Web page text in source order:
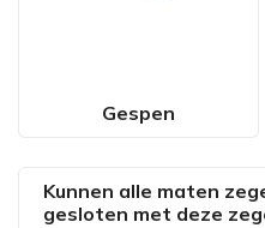
Gespen
Kunnen alle maten
gesloten met deze